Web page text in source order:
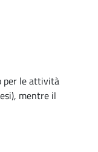
per le attività
mentre il